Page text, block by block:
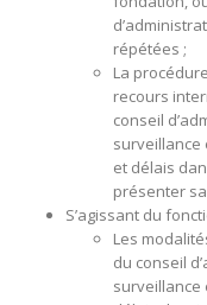
répétées ;
La
recours
conseil
surveillance
et délais
présenter
S’agissant du
Les
du conseil
surveillance